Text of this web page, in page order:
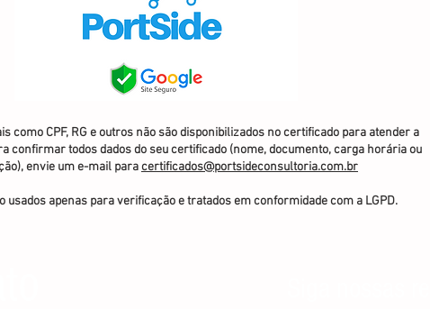
como CPF, RG e outros não são disponibilizados no certificado para atender a
confirmar todos dados do seu certificado (nome, documento, carga horária ou
envie um e-mail paracertificados@portsideconsultoria.com.br
usados apenas para verificação e tratados em conformidade com a LGPD.